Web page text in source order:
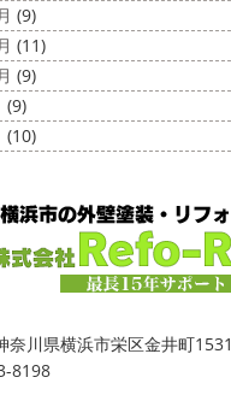
(9)
(11)
(9)
(9)
(10)
奈川県横浜市栄区金井町1531
8198